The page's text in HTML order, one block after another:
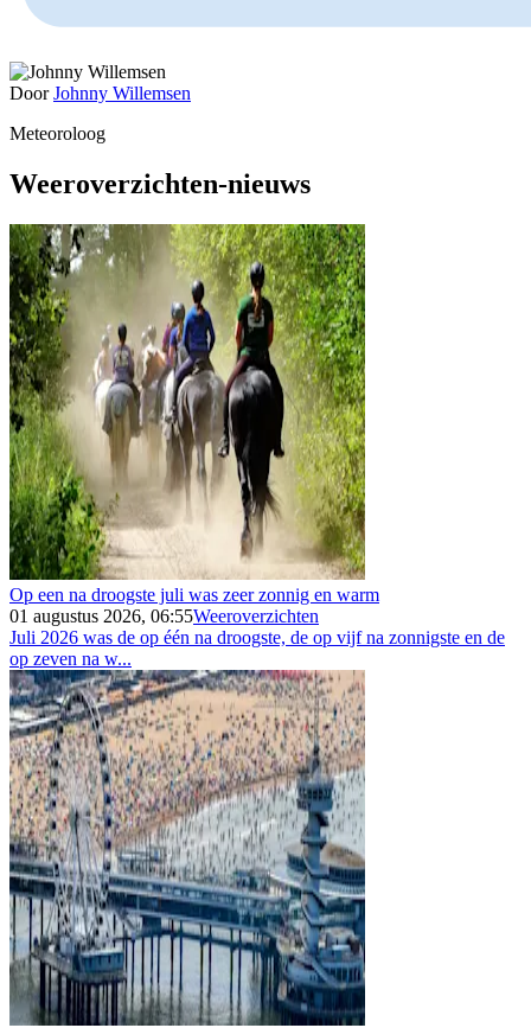
DoorJohnny Willemsen
Meteoroloog
Weeroverzichten-nieuws
Op een na droogste juli was zeer zonnig en warm
01 augustus 2026, 06:55Weeroverzichten
Juli 2026 was de op één na droogste, de op vijf na zonnigste en de
op zeven na w...